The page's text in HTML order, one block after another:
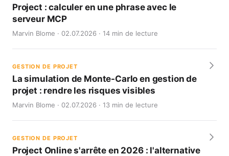
Project : calculer en une phrase avec le
serveur MCP
Marvin Blome · 02.07.2026 · 14 min de lecture
GESTION DE PROJET
La simulation de Monte-Carlo en gestion de
projet : rendre les risques visibles
Marvin Blome · 02.07.2026 · 13 min de lecture
GESTION DE PROJET
Project Online s'arrête en 2026 : l'alternative